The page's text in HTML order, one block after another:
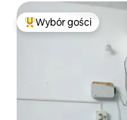
Najpopularniejsze z
Wybór gości